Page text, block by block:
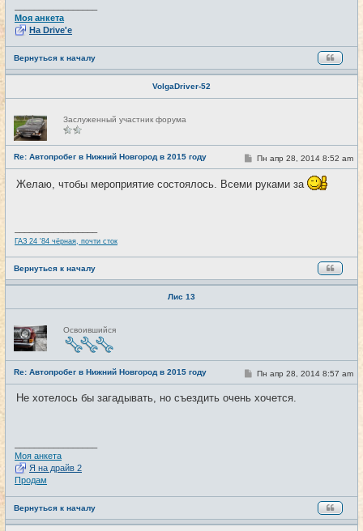
Моя анкета
На Drive'e
Вернуться к началу
VolgaDriver-52
Н
е
в
с
е
т
и
Заслуженный участник форума
Re: Автопробег в Нижний Новгород в 2015 году #2
С
о
б
Пн апр 28, 2014 8:52 am
Желаю, чтобы мероприятие состоялось. Всеми руками за
ГАЗ 24 '84 чёрная, почти сток
Вернуться к началу
Лис 13
Н
е
в
с
е
т
и
Освоившийся
Re: Автопробег в Нижний Новгород в 2015 году #3
С
о
б
Пн апр 28, 2014 8:57 am
Не хотелось бы загадывать, но съездить очень хочется.
Моя анкета
Я на драйв 2
Продам
Вернуться к началу